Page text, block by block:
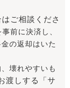
ご相談くださ
前に決済し、
の返却はいた
壊れやすいも
渡しする「サ